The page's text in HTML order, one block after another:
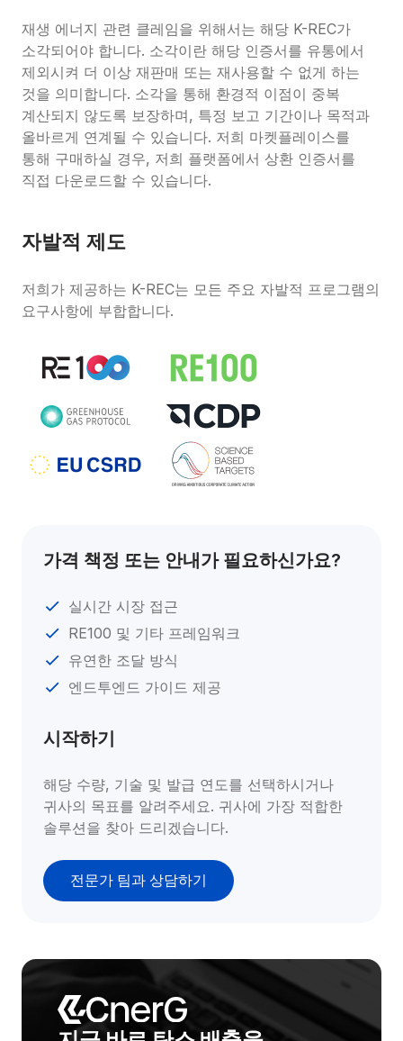
재생 에너지 관련 클레임을 위해서는 해당 K-REC가
소각되어야 합니다. 소각이란 해당 인증서를 유통에서
제외시켜 더 이상 재판매 또는 재사용할 수 없게 하는
것을 의미합니다. 소각을 통해 환경적 이점이 중복
계산되지 않도록 보장하며, 특정 보고 기간이나 목적과
올바르게 연계될 수 있습니다. 저희 마켓플레이스를
통해 구매하실 경우, 저희 플랫폼에서 상환 인증서를
직접 다운로드할 수 있습니다.
자발적 제도
저희가 제공하는 K-REC는 모든 주요 자발적 프로그램의
요구사항에 부합합니다.
가격 책정 또는 안내가 필요하신가요?
실시간 시장 접근
RE100 및 기타 프레임워크
유연한 조달 방식
엔드투엔드 가이드 제공
시작하기
해당 수량, 기술 및 발급 연도를 선택하시거나
귀사의 목표를 알려주세요. 귀사에 가장 적합한
솔루션을 찾아 드리겠습니다.
전문가 팀과 상담하기